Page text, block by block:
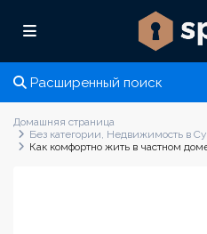
Расширенный поиск
Домашняя страница
Без категории, Недвижимость в
Как комфортно жить в частном